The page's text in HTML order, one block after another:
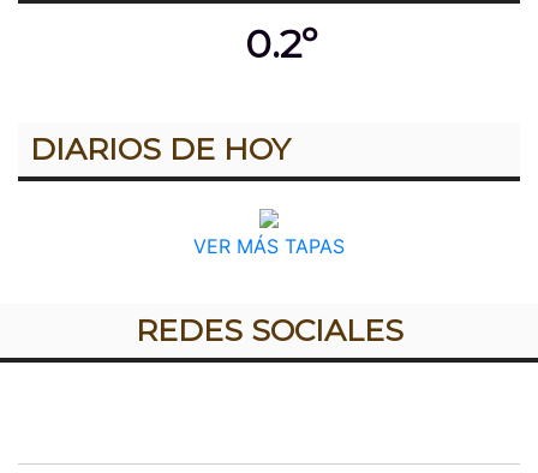
0.2º
DIARIOS DE HOY
VER MÁS TAPAS
REDES SOCIALES